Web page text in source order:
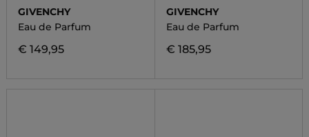
GIVENCHY
Eau de Parfum
€ 149,95
GIVENCHY
Eau de Parfum
€ 185,95